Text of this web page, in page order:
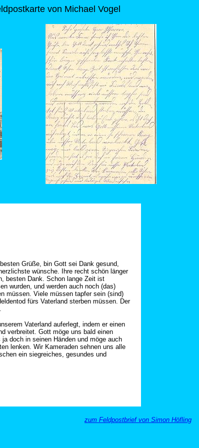
von Michael Vogel
Grüße, bin Gott sei Dank gesund,
wünsche. Ihre recht schön länger
besten Dank. Schon lange Zeit ist
wurden, und werden auch noch (das)
müssen. Viele müssen tapfer sein (sind)
fürs Vaterland sterben müssen. Der
Vaterland auferlegt, indem er einen
verbreitet. Gott möge uns bald einen
doch in seinen Händen und möge auch
lenken. Wir Kameraden sehnen uns alle
ein siegreiches, gesundes und
zum Feldpostbrief von Simon Höfling